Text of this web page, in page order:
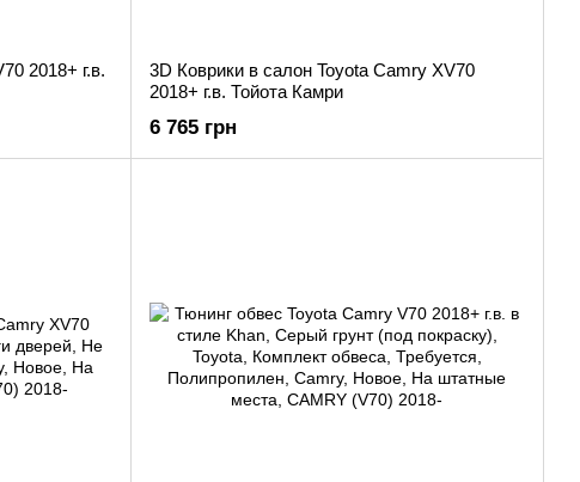
2018+ г.в.
3D Коврики в салон Toyota Camry XV70
2018+ г.в. Тойота Камри
6 765 грн